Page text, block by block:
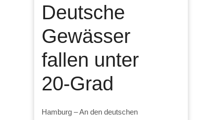
Deutsche
Gewässer
fallen unter
20-Grad
Hamburg – An den deutschen